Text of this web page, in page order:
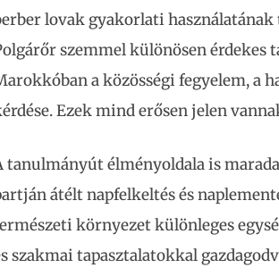
lovak gyakorlati
szemmel különösen érdekes
a közösségi fegyelem, a
Ezek mind erősen jelen
tanulmányút élményoldala is
átélt napfelkeltés és
környezet különleges
szakmai tapasztalatokkal